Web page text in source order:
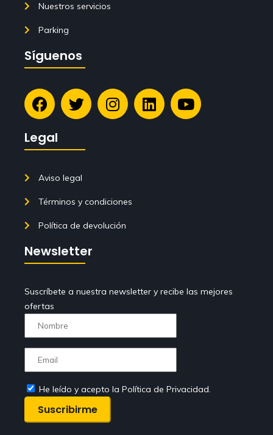
Nuestros servicios
Parking
Síguenos
Legal
Aviso legal
Términos y condiciones
Política de devolución
Newsletter
Suscríbete a nuestra newsletter y recibe las mejores
ofertas
He leído y acepto la Política de Privacidad.